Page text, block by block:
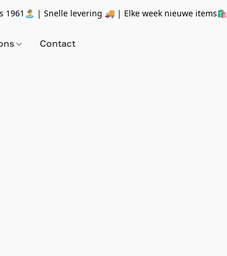
1961🏝 | Snelle levering 🚚 | Elke week nieuwe items🛍
Contact